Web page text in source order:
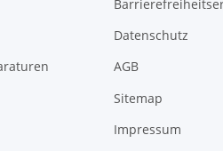
Datenschutz
AGB
Sitemap
Impressum